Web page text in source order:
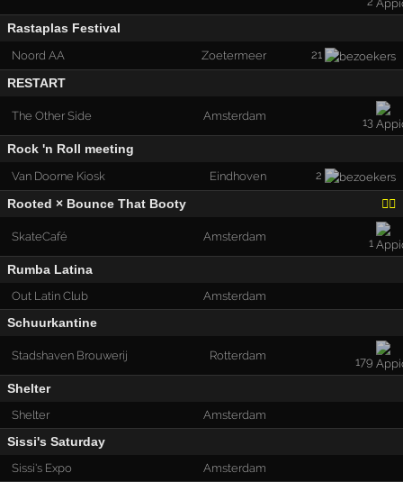
Rastaplas Festival
Noord AA Zoetermeer 21
RESTART
The Other Side Amsterdam 13
Rock 'n Roll meeting
Van Doorne Kiosk Eindhoven 2
Rooted × Bounce That Booty 🏳️‍🌈
SkateCafé Amsterdam 1
Rumba Latina
Out Latin Club Amsterdam
Schuurkantine
Stadshaven Brouwerij Rotterdam 179
Shelter
Shelter Amsterdam
Sissi's Saturday
Sissi's Expo Amsterdam